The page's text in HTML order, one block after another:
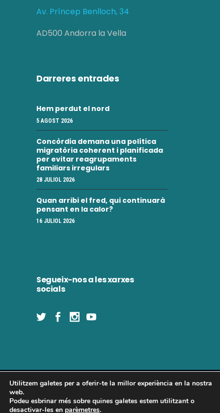
Av. Príncep Benlloch, 34
AD500 Andorra la Vella
Darreres entrades
Hem perdut el nord
5 AGOST 2026
Concòrdia demana una política
migratòria coherent i planificada
per evitar reagrupaments
familiars irregulars
28 JULIOL 2026
Quan arribi el fred, qui continuarà
pensant en la calor?
16 JULIOL 2026
Segueix-nos a les xarxes
socials
Utilitzem galetes per a oferir-te la millor experiència en la nostra
web.
Podeu esbrinar més sobre quines galetes estem utilitzant o
desactivar-les en parèmetres.